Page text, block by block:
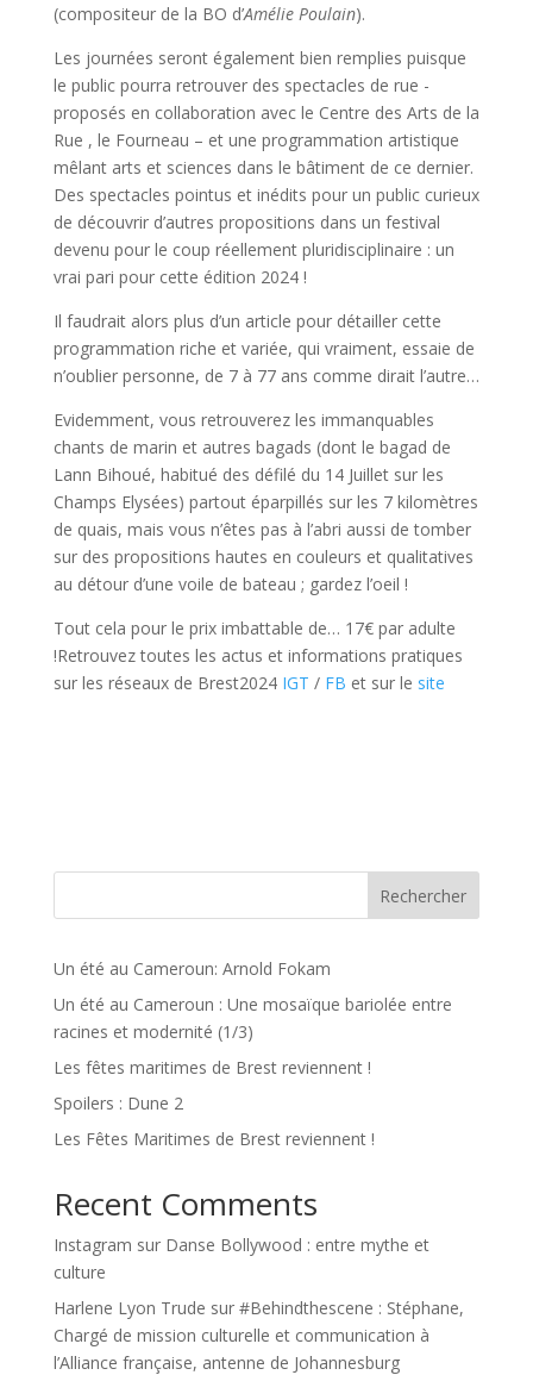
(compositeur de la BO d’Amélie Poulain).
Les journées seront également bien remplies puisque
le public pourra retrouver des spectacles de rue -
proposés en collaboration avec le Centre des Arts de la
Rue , le Fourneau – et une programmation artistique
mêlant arts et sciences dans le bâtiment de ce dernier.
Des spectacles pointus et inédits pour un public curieux
de découvrir d’autres propositions dans un festival
devenu pour le coup réellement pluridisciplinaire : un
vrai pari pour cette édition 2024 !
Il faudrait alors plus d’un article pour détailler cette
programmation riche et variée, qui vraiment, essaie de
n’oublier personne, de 7 à 77 ans comme dirait l’autre…
Evidemment, vous retrouverez les immanquables
chants de marin et autres bagads (dont le bagad de
Lann Bihoué, habitué des défilé du 14 Juillet sur les
Champs Elysées) partout éparpillés sur les 7 kilomètres
de quais, mais vous n’êtes pas à l’abri aussi de tomber
sur des propositions hautes en couleurs et qualitatives
au détour d’une voile de bateau ; gardez l’oeil !
Tout cela pour le prix imbattable de… 17€ par adulte
!Retrouvez toutes les actus et informations pratiques
sur les réseaux de Brest2024 IGT / FB et sur le site
Rechercher
Un été au Cameroun: Arnold Fokam
Un été au Cameroun : Une mosaïque bariolée entre
racines et modernité (1/3)
Les fêtes maritimes de Brest reviennent !
Spoilers : Dune 2
Les Fêtes Maritimes de Brest reviennent !
Recent Comments
Instagram sur Danse Bollywood : entre mythe et
culture
Harlene Lyon Trude sur #Behindthescene : Stéphane,
Chargé de mission culturelle et communication à
l’Alliance française, antenne de Johannesburg